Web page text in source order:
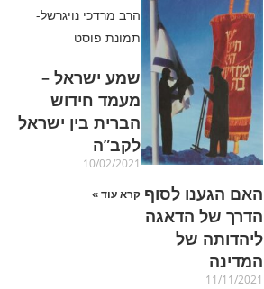
האם הגענו לסוף
הדרך של הדאגה
ליהדותה של
המדינה
11/11/2021
שמע ישראל –
מעמד חידוש
הברית בין ישראל
לקב”ה
10/02/2021
קרא עוד »